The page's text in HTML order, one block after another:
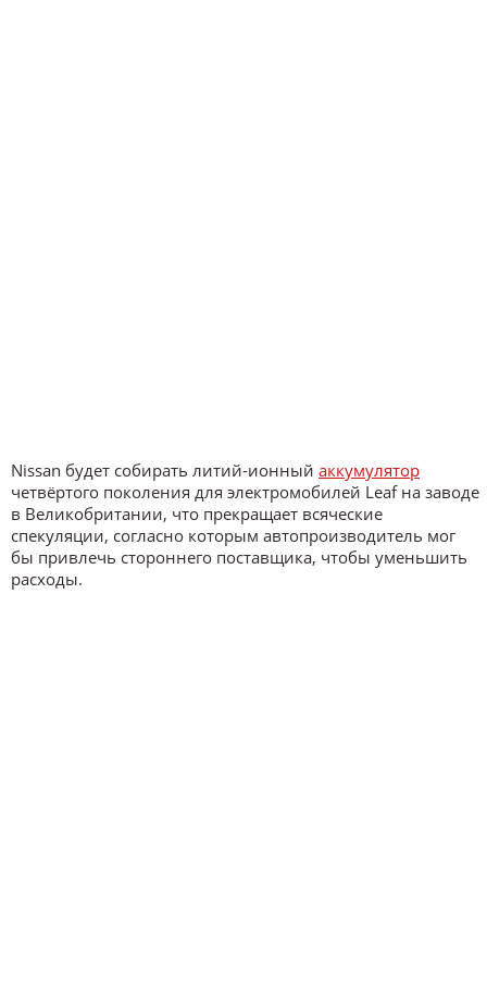
Nissan будет собирать литий-ионный аккумулятор
четвёртого поколения для электромобилей Leaf на заводе
в Великобритании, что прекращает всяческие
спекуляции, согласно которым автопроизводитель мог
бы привлечь стороннего поставщика, чтобы уменьшить
расходы.